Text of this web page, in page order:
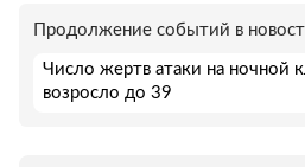
Продолжение событий в
Число жертв атаки на ночной
возросло до 39